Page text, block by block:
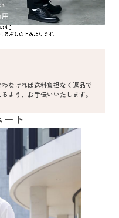
なければ送料負担なく返品で
よう、お手伝いいたします。
ト